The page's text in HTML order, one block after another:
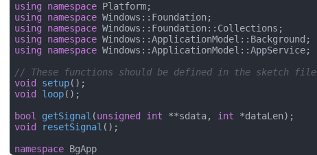
using
namespace
using
namespace
using
namespace
using
namespace
using
namespace Windows::ApplicationModel::AppService;
// These functions should be defined in the sketch file
void
setup()
void
loop() ;
bool
getSignal (unsigned int **sdata, int *dataLen)
void
resetSignal () ;
namespace BgApp